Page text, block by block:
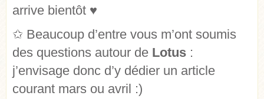
arrive bientôt ♥
✩ Beaucoup d’entre vous m’ont soumis
des questions autour de Lotus :
j’envisage donc d’y dédier un article
courant mars ou avril :)